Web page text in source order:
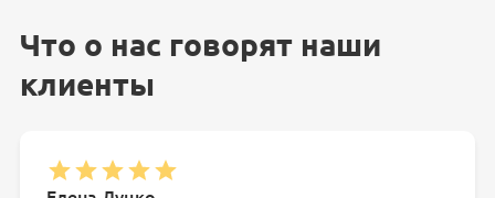
Что о нас говорят наши
клиенты